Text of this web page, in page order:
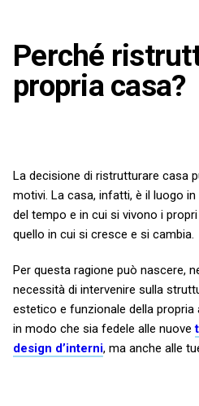
Perché
propria casa?
La decisione di ristrutturare casa
motivi. La casa, infatti, è il luogo
del tempo e in cui si vivono i
quello in cui si cresce e si cambia.
Per questa ragione può nascere,
necessità di intervenire sulla
estetico e funzionale della propria
in modo che sia fedele alle nuove
design d’interni, ma anche alle